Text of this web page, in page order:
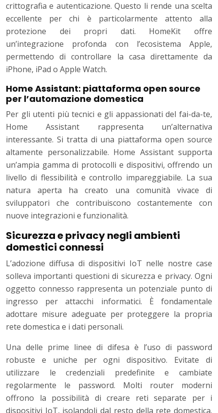
crittografia e autenticazione. Questo li rende una scelta
eccellente per chi è particolarmente attento alla
protezione dei propri dati. HomeKit offre
un’integrazione profonda con l’ecosistema Apple,
permettendo di controllare la casa direttamente da
iPhone, iPad o Apple Watch.
Home Assistant: piattaforma open source
per l’automazione domestica
Per gli utenti più tecnici e gli appassionati del fai-da-te,
Home Assistant rappresenta un’alternativa
interessante. Si tratta di una piattaforma open source
altamente personalizzabile. Home Assistant supporta
un’ampia gamma di protocolli e dispositivi, offrendo un
livello di flessibilità e controllo impareggiabile. La sua
natura aperta ha creato una comunità vivace di
sviluppatori che contribuiscono costantemente con
nuove integrazioni e funzionalità.
Sicurezza e privacy negli ambienti
domestici connessi
L’adozione diffusa di dispositivi IoT nelle nostre case
solleva importanti questioni di sicurezza e privacy. Ogni
oggetto connesso rappresenta un potenziale punto di
ingresso per attacchi informatici. È fondamentale
adottare misure adeguate per proteggere la propria
rete domestica e i dati personali.
Una delle prime linee di difesa è l’uso di password
robuste e uniche per ogni dispositivo. Evitate di
utilizzare le credenziali predefinite e cambiate
regolarmente le password. Molti router moderni
offrono la possibilità di creare reti separate per i
dispositivi IoT, isolandoli dal resto della rete domestica.